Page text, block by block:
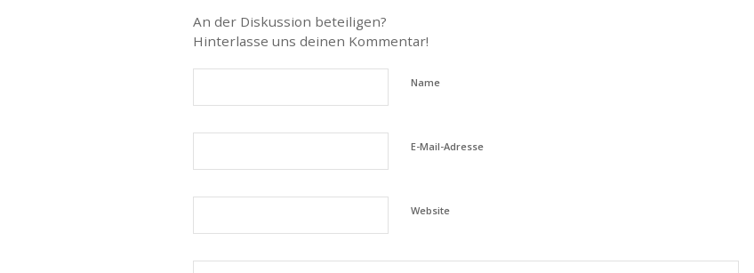
An der Diskussion beteiligen?
Hinterlasse uns deinen Kommentar!
Name
E-Mail-Adresse
Website